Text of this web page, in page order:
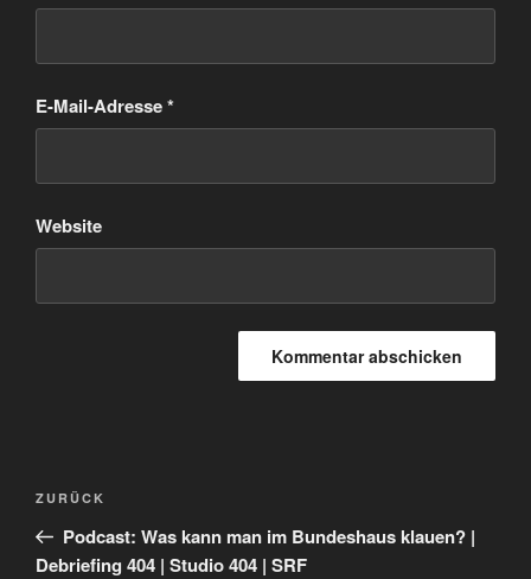
E-Mail-Adresse*
Website
Beitragsnavigation
Vorheriger
Beitrag
ZURÜCK
Podcast: Was kann man im Bundeshaus klauen? |
Debriefing 404 | Studio 404 | SRF